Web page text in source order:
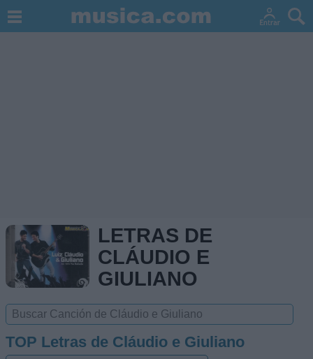
LETRAS DE
CLÁUDIO E
GIULIANO
TOP Letras de Cláudio e Giuliano